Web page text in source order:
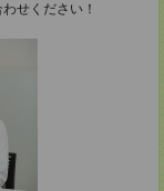
せください！